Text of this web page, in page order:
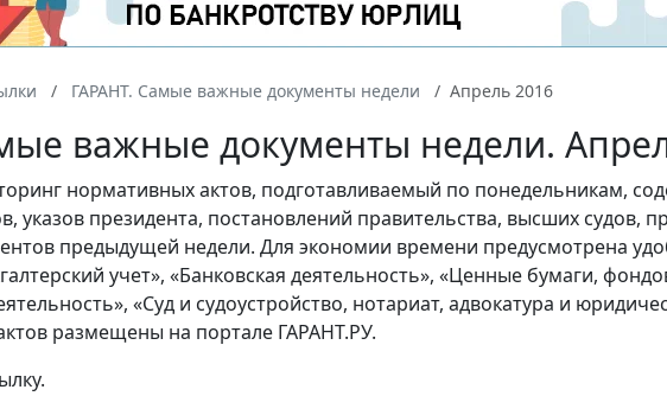
ГАРАНТ. Самые важные документы недели Апрель 2016
важные документы недели.
нормативных актов, подготавливаемый по понедельникам,
указов президента, постановлений правительства, высших судов,
предыдущей недели. Для экономии времени предусмотрена
учет», «Банковская деятельность», «Ценные бумаги,
«Суд и судоустройство, нотариат, адвокатура и
размещены на портале ГАРАНТ.РУ.